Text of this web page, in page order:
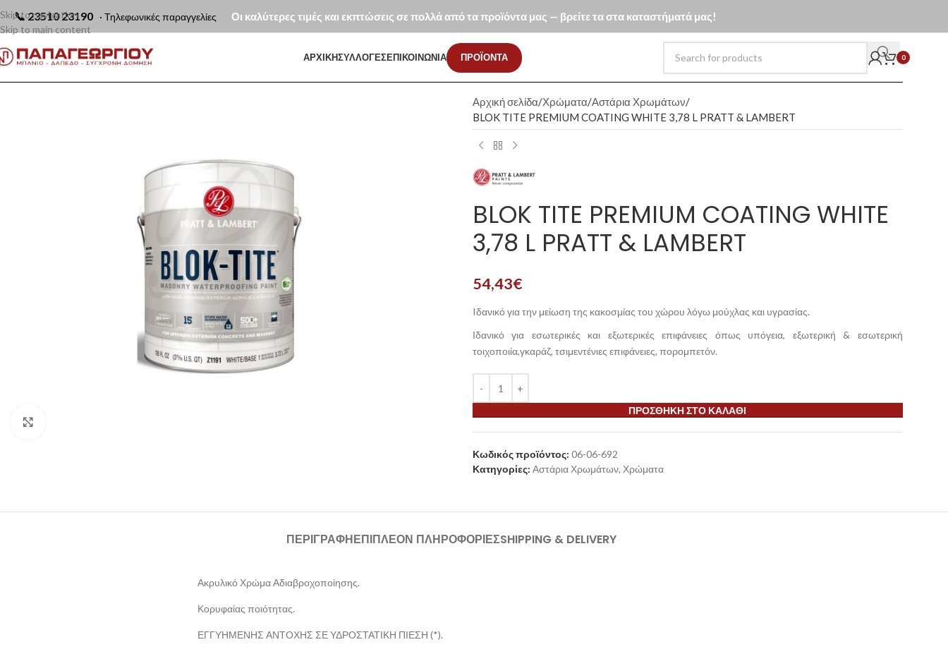
📞 23510 23190 · Τηλεφωνικές παραγγελίες Οι καλύτερες τιμές και εκπτώσεις σε πολλά από τα προϊόντα μας — βρείτε τα στα καταστήματά μας!
Skip to navigation
Skip to main content
ΑΡΧΙΚΗΣΥΛΛΟΓΕΣΕΠΙΚΟΙΝΩΝΙΑ ΠΡΟΪΟΝΤΑ 0
Αρχική σελίδα Χρώματα Αστάρια Χρωμάτων
BLOK TITE PREMIUM COATING WHITE 3,78 L PRATT & LAMBERT
BLOK TITE PREMIUM COATING WHITE
3,78 L PRATT & LAMBERT
54,43€
Iδανικό για την μείωση της κακοσμίας του χώρου λόγω μούχλας και υγρασίας.
Ιδανικό για εσωτερικές και εξωτερικές επιφάνειες όπως υπόγεια, εξωτερική & εσωτερική
τοιχοποιία,γκαράζ, τσιμεντένιες επιφάνειες, πορομπετόν.
ΠΡΟΣΘΉΚΗ ΣΤΟ ΚΑΛΆΘΙ
Κωδικός προϊόντος: 06-06-692
Κατηγορίες: Αστάρια Χρωμάτων, Χρώματα
ΠΕΡΙΓΡΑΦΉΕΠΙΠΛΈΟΝ ΠΛΗΡΟΦΟΡΊΕΣSHIPPING & DELIVERY
Ακρυλικό Χρώμα Αδιαβροχοποίησης.
Κορυφαίας ποιότητας.
ΕΓΓΥΗΜΕΝΗΣ ΑΝΤΟΧΗΣ ΣΕ ΥΔΡΟΣΤΑΤΙΚΗ ΠΙΕΣΗ (*).